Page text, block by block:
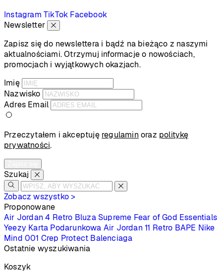
Instagram TikTok Facebook
Newsletter
Zapisz się do newslettera i bądź na bieżąco z naszymi
aktualnościami. Otrzymuj informacje o nowościach,
promocjach i wyjątkowych okazjach.
Imię
Nazwisko
Adres Email
Przeczytałem i akceptuję regulamin oraz politykę
prywatności.
Szukaj
Zobacz wszystko >
Proponowane
Air Jordan 4 Retro Bluza Supreme Fear of God Essentials
Yeezy Karta Podarunkowa Air Jordan 11 Retro BAPE Nike
Mind 001 Crep Protect Balenciaga
Ostatnie wyszukiwania
Koszyk